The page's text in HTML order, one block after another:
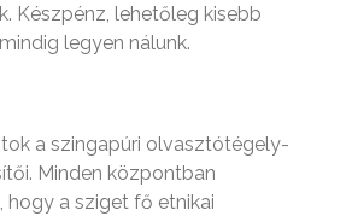
Készpénz, lehetőleg kisebb
legyen nálunk.
a szingapúri olvasztótégely-
Minden központban
hogy a sziget fő etnikai